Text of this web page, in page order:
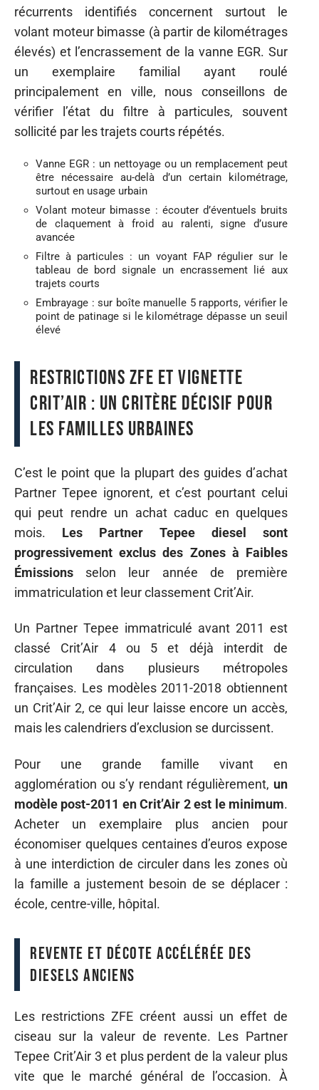
récurrents identifiés concernent surtout le
volant moteur bimasse (à partir de kilométrages
élevés) et l’encrassement de la vanne EGR. Sur
un exemplaire familial ayant roulé
principalement en ville, nous conseillons de
vérifier l’état du filtre à particules, souvent
sollicité par les trajets courts répétés.
Vanne EGR : un nettoyage ou un remplacement peut
être nécessaire au-delà d’un certain kilométrage,
surtout en usage urbain
Volant moteur bimasse : écouter d’éventuels bruits
de claquement à froid au ralenti, signe d’usure
avancée
Filtre à particules : un voyant FAP régulier sur le
tableau de bord signale un encrassement lié aux
trajets courts
Embrayage : sur boîte manuelle 5 rapports, vérifier le
point de patinage si le kilométrage dépasse un seuil
élevé
Restrictions ZFE et vignette
Crit’Air : un critère décisif pour
les familles urbaines
C’est le point que la plupart des guides d’achat
Partner Tepee ignorent, et c’est pourtant celui
qui peut rendre un achat caduc en quelques
mois. Les Partner Tepee diesel sont
progressivement exclus des Zones à Faibles
Émissions selon leur année de première
immatriculation et leur classement Crit’Air.
Un Partner Tepee immatriculé avant 2011 est
classé Crit’Air 4 ou 5 et déjà interdit de
circulation dans plusieurs métropoles
françaises. Les modèles 2011-2018 obtiennent
un Crit’Air 2, ce qui leur laisse encore un accès,
mais les calendriers d’exclusion se durcissent.
Pour une grande famille vivant en
agglomération ou s’y rendant régulièrement, un
modèle post-2011 en Crit’Air 2 est le minimum.
Acheter un exemplaire plus ancien pour
économiser quelques centaines d’euros expose
à une interdiction de circuler dans les zones où
la famille a justement besoin de se déplacer :
école, centre-ville, hôpital.
Revente et décote accélérée des
diesels anciens
Les restrictions ZFE créent aussi un effet de
ciseau sur la valeur de revente. Les Partner
Tepee Crit’Air 3 et plus perdent de la valeur plus
vite que le marché général de l’occasion. À